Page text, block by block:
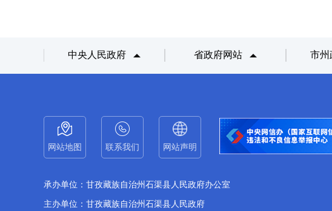
中央人民政府 省政府网站 市州
网站地图 联系我们 网站声明
承办单位：甘孜藏族自治州石渠县人民政府办公室
主办单位：甘孜藏族自治州石渠县人民政府